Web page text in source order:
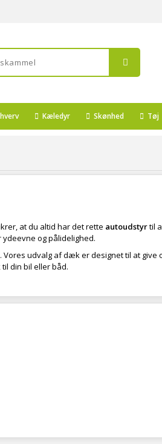
Kæledyr Skønhed Tøj
at du altid har det rette autoudstyrtil
og pålidelighed.
udvalg af dæk er designet til at
din bil eller båd.